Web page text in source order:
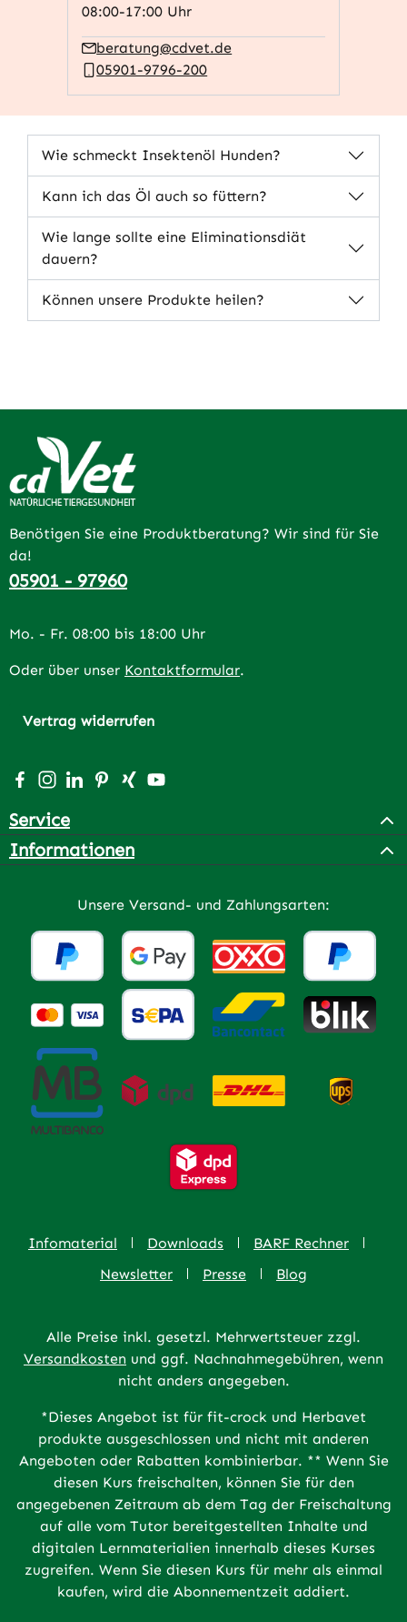
08:00-17:00 Uhr
beratung@cdvet.de
05901-9796-200
Wie schmeckt Insektenöl Hunden?
Kann ich das Öl auch so füttern?
Wie lange sollte eine Eliminationsdiät
dauern?
Können unsere Produkte heilen?
Benötigen Sie eine Produktberatung? Wir sind für Sie
da!
05901 - 97960
Mo. - Fr. 08:00 bis 18:00 Uhr
Oder über unser Kontaktformular.
Vertrag widerrufen
Besuche uns auf Facebook – öffnet in neuem Tab
Schau auf Instagram vorbei – öffnet in neuem Tab
Vernetze dich mit uns auf LinkedIn – öffnet in
Lass dich auf Pinterest inspirieren – öffnet
Vernetze dich mit uns auf Xing – öffnet
Sieh dir unsere Videos auf YouTube
Service
Informationen
Unsere Versand- und Zahlungsarten:
Infomaterial Downloads
BARF Rechner
Newsletter
Presse Blog
Alle Preise inkl. gesetzl. Mehrwertsteuer zzgl.
Versandkosten und ggf. Nachnahmegebühren, wenn
nicht anders angegeben.
*Dieses Angebot ist für fit-crock und Herbavet
produkte ausgeschlossen und nicht mit anderen
Angeboten oder Rabatten kombinierbar. ** Wenn Sie
diesen Kurs freischalten, können Sie für den
angegebenen Zeitraum ab dem Tag der Freischaltung
auf alle vom Tutor bereitgestellten Inhalte und
digitalen Lernmaterialien innerhalb dieses Kurses
zugreifen. Wenn Sie diesen Kurs für mehr als einmal
kaufen, wird die Abonnementzeit addiert.